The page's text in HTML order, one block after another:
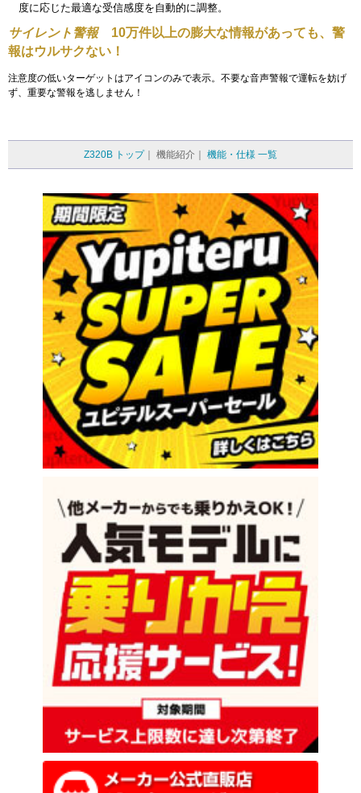
度に応じた最適な受信感度を自動的に調整。
サイレント警報10万件以上の膨大な情報があっても、警
報はウルサクない！
注意度の低いターゲットはアイコンのみで表示。不要な音声警報で運転を妨げ
ず、重要な警報を逃しません！
Z320B トップ｜ 機能紹介｜ 機能・仕様 一覧